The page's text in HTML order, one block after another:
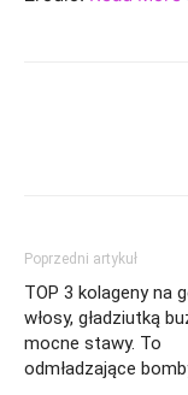
Poprzedni artykuł
TOP 3 kolageny na
włosy, gładziutką
mocne stawy. To
odmładzające